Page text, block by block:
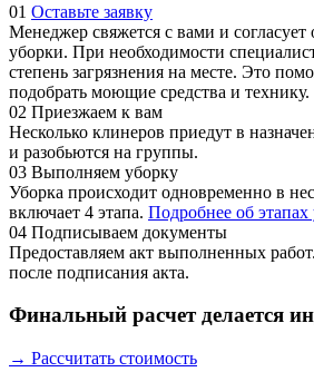
01 Оставьте заявку
Менеджер свяжется с вами и
уборки. При необходимости
степень загрязнения на месте. Это
подобрать моющие средства и технику.
02 Приезжаем к вам
Несколько клинеров приедут в
и разобьются на группы.
03 Выполняем уборку
Уборка происходит одновременно в
включает 4 этапа. Подробнее об
04 Подписываем документы
Предоставляем акт выполненных
после подписания акта.
Финальный расчет делается
→ Рассчитать стоимость